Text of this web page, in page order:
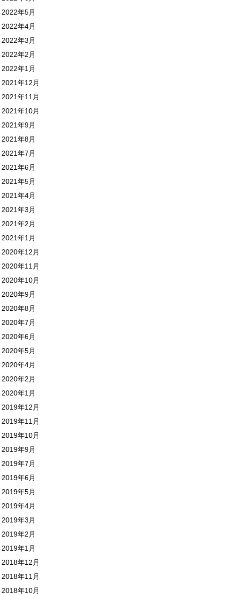
2022年5月
2022年4月
2022年3月
2022年2月
2022年1月
2021年12月
2021年11月
2021年10月
2021年9月
2021年8月
2021年7月
2021年6月
2021年5月
2021年4月
2021年3月
2021年2月
2021年1月
2020年12月
2020年11月
2020年10月
2020年9月
2020年8月
2020年7月
2020年6月
2020年5月
2020年4月
2020年2月
2020年1月
2019年12月
2019年11月
2019年10月
2019年9月
2019年7月
2019年6月
2019年5月
2019年4月
2019年3月
2019年2月
2019年1月
2018年12月
2018年11月
2018年10月